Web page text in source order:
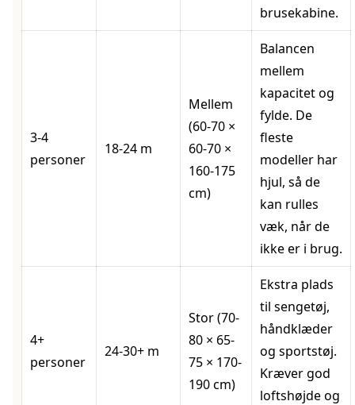
brusekabine.
3-4
personer
18-24 m
Mellem
(60-70 ×
60-70 ×
160-175
cm)
Balancen
mellem
kapacitet og
fylde. De
fleste
modeller har
hjul, så de
kan rulles
væk, når de
ikke er i brug.
4+
personer
24-30+ m
Stor (70-
80 × 65-
75 × 170-
190 cm)
Ekstra plads
til sengetøj,
håndklæder
og sportstøj.
Kræver god
loftshøjde og